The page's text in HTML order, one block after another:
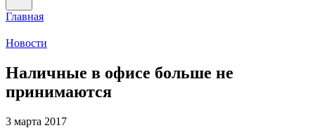
Главная
Новости
Наличные в офисе больше не
принимаются
3 марта 2017